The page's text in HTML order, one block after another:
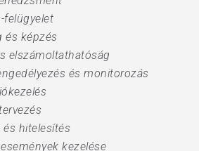
felügyelet
és képzés
elszámoltathatóság
és monitorozás
hitelesítés
kezelése